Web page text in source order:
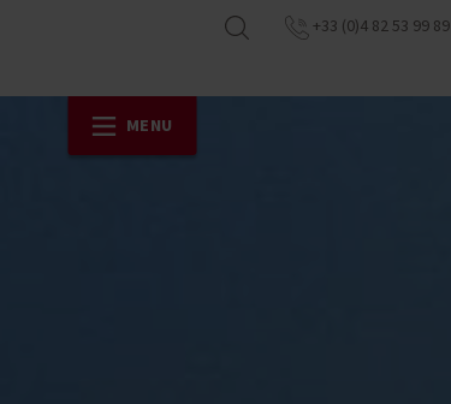
+33 (0)4 82 53 99 89
MENU